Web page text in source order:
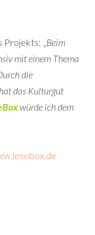
Projekts: „Beim
mit einem Thema
die
das Kulturgut
würde ich dem